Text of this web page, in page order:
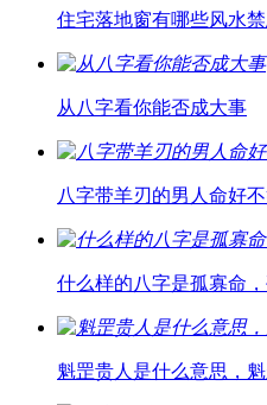
住宅落地窗有哪些风水
从八字看你能否成大事
八字带羊刃的男人命好
什么样的八字是孤寡命
魁罡贵人是什么意思，